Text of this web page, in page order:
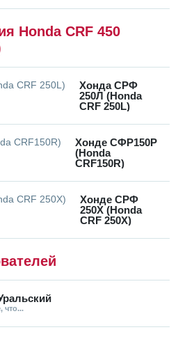
Honda CRF 450
Хонда СРФ
250Л (Honda
CRF 250L)
Хонде СФР150Р
(Honda
CRF150R)
Хонде СРФ
250Х (Honda
CRF 250X)
что...